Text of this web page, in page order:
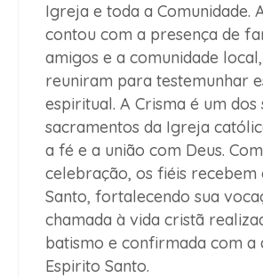
Igreja e toda a Comunidade.
contou com a presença de
amigos e a comunidade
reuniram para testemunhar
espiritual. A Crisma é um dos
sacramentos da Igreja
a fé e a união com Deus.
celebração, os fiéis recebem
Santo, fortalecendo sua
chamada à vida cristã
batismo e confirmada com a
Espirito Santo.